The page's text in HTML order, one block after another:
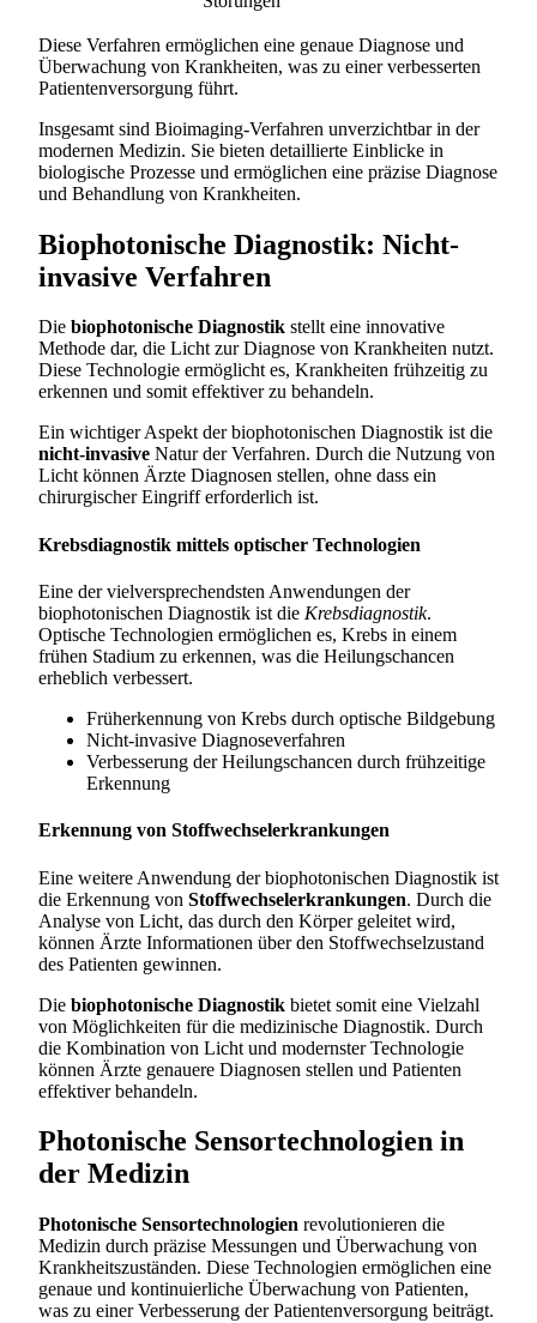
Diese Verfahren ermöglichen eine genaue Diagnose und
Überwachung von Krankheiten, was zu einer verbesserten
Patientenversorgung führt.
Insgesamt sind Bioimaging-Verfahren unverzichtbar in der
modernen Medizin. Sie bieten detaillierte Einblicke in
biologische Prozesse und ermöglichen eine präzise Diagnose
und Behandlung von Krankheiten.
Biophotonische Diagnostik: Nicht-
invasive Verfahren
Die biophotonische Diagnostik stellt eine innovative
Methode dar, die Licht zur Diagnose von Krankheiten nutzt.
Diese Technologie ermöglicht es, Krankheiten frühzeitig zu
erkennen und somit effektiver zu behandeln.
Ein wichtiger Aspekt der biophotonischen Diagnostik ist die
nicht-invasive Natur der Verfahren. Durch die Nutzung von
Licht können Ärzte Diagnosen stellen, ohne dass ein
chirurgischer Eingriff erforderlich ist.
Krebsdiagnostik mittels optischer Technologien
Eine der vielversprechendsten Anwendungen der
biophotonischen Diagnostik ist die Krebsdiagnostik.
Optische Technologien ermöglichen es, Krebs in einem
frühen Stadium zu erkennen, was die Heilungschancen
erheblich verbessert.
Früherkennung von Krebs durch optische Bildgebung
Nicht-invasive Diagnoseverfahren
Verbesserung der Heilungschancen durch frühzeitige
Erkennung
Erkennung von Stoffwechselerkrankungen
Eine weitere Anwendung der biophotonischen Diagnostik ist
die Erkennung von Stoffwechselerkrankungen. Durch die
Analyse von Licht, das durch den Körper geleitet wird,
können Ärzte Informationen über den Stoffwechselzustand
des Patienten gewinnen.
Die biophotonische Diagnostik bietet somit eine Vielzahl
von Möglichkeiten für die medizinische Diagnostik. Durch
die Kombination von Licht und modernster Technologie
können Ärzte genauere Diagnosen stellen und Patienten
effektiver behandeln.
Photonische Sensortechnologien in
der Medizin
Photonische Sensortechnologien revolutionieren die
Medizin durch präzise Messungen und Überwachung von
Krankheitszuständen. Diese Technologien ermöglichen eine
genaue und kontinuierliche Überwachung von Patienten,
was zu einer Verbesserung der Patientenversorgung beiträgt.